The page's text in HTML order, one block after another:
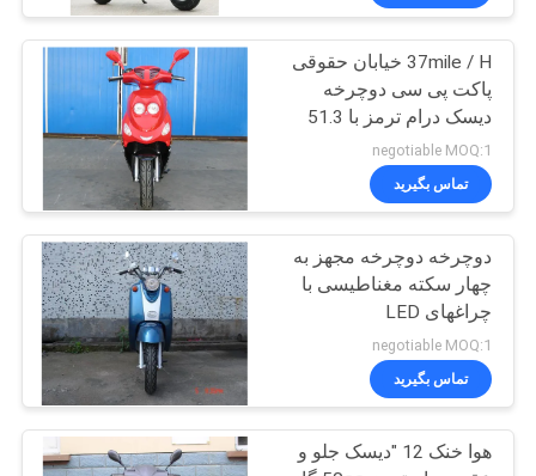
نقشه
سایت
سیاست
حفظ
حریم
خصوصی
جوانان مسابقه ATV
برو بارت کارت
183
98
37mile / H خیابان حقوقی
پاکت پی سی دوچرخه
دیسک درام ترمز با 51.3
اینچ فاصله دوچرخه
negotiable MOQ:1
تماس بگیرید
دوچرخه دوچرخه مجهز به
چهار سکته مغناطیسی با
چراغهای LED
negotiable MOQ:1
تماس بگیرید
هوا خنک 12 "دیسک جلو و